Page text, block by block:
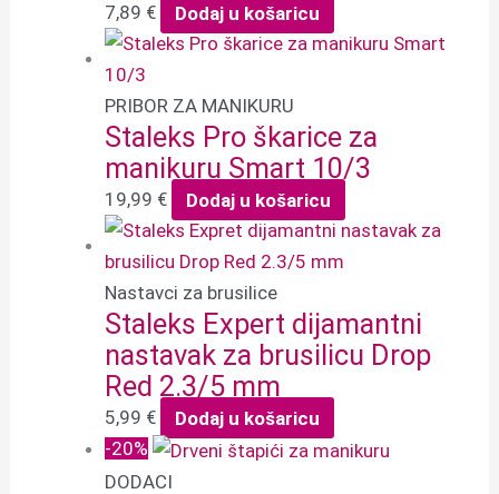
7,89 € Dodaj u košaricu
PRIBOR ZA MANIKURU
Staleks Pro škarice za
manikuru Smart 10/3
19,99 € Dodaj u košaricu
Nastavci za brusilice
Staleks Expert dijamantni
nastavak za brusilicu Drop
Red 2.3/5 mm
5,99 €
Dodaj u košaricu
-20%
DODACI